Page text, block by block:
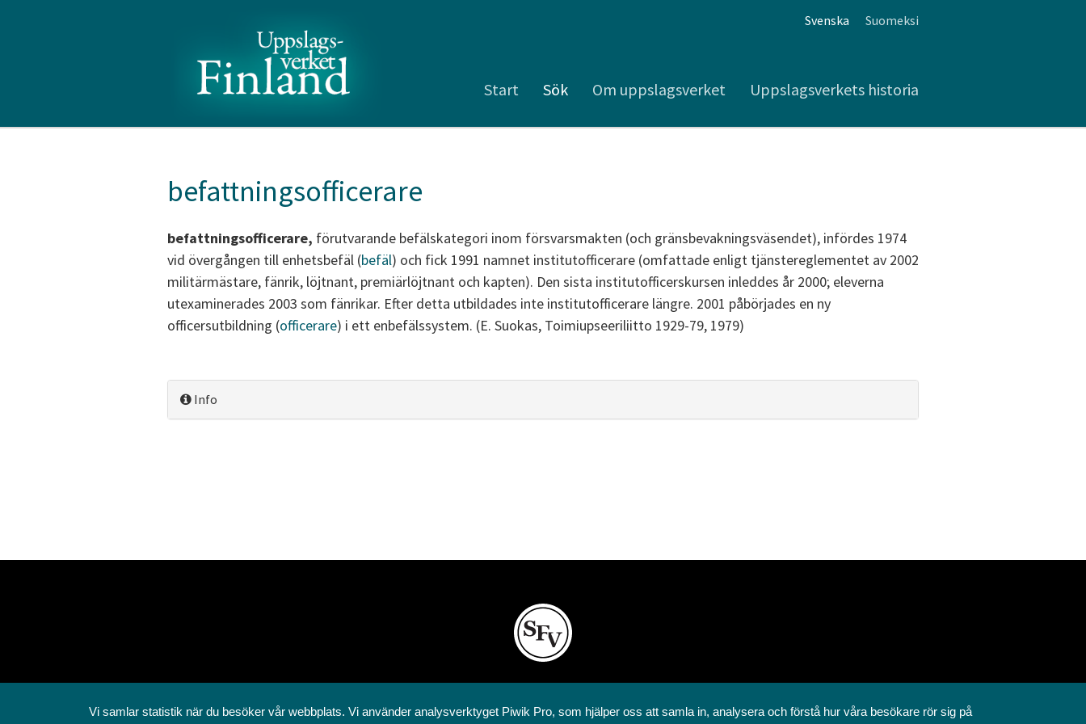
Svenska Suomeksi
Start Sök Om uppslagsverket Uppslagsverkets historia
befattningsofficerare
befattningsofficerare, förutvarande befälskategori inom försvarsmakten (och gränsbevakningsväsendet), infördes 1974
vid övergången till enhetsbefäl (befäl) och fick 1991 namnet institutofficerare (omfattade enligt tjänstereglementet av 2002
militärmästare, fänrik, löjtnant, premiärlöjtnant och kapten). Den sista institutofficerskursen inleddes år 2000; eleverna
utexaminerades 2003 som fänrikar. Efter detta utbildades inte institutofficerare längre. 2001 påbörjades en ny
officersutbildning (officerare) i ett enbefälssystem. (E. Suokas, Toimiupseeriliitto 1929-79, 1979)
Info
Annegatan 12
Vi samlar statistik när du besöker vår webbplats. Vi använder analysverktyget Piwik Pro, som hjälper oss att samla in, analysera och förstå hur våra besökare rör sig på